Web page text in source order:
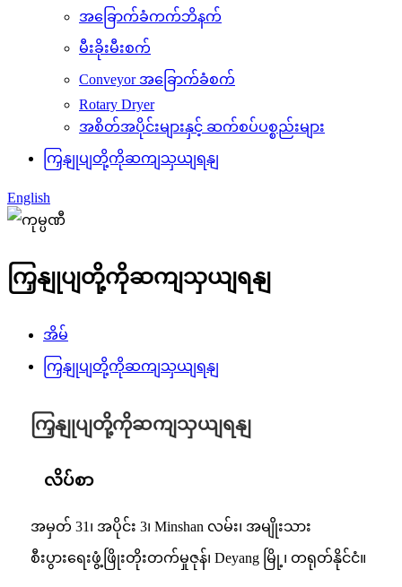
အခြောက်ခံကက်ဘိနက်
မီးခိုးမီးစက်
Conveyor အခြောက်ခံစက်
Rotary Dryer
အစိတ်အပိုင်းများနှင့် ဆက်စပ်ပစ္စည်းများ
ကြှနျုပျတို့ကိုဆကျသှယျရနျ
English
ကြှနျုပျတို့ကိုဆကျသှယျရနျ
အိမ်
ကြှနျုပျတို့ကိုဆကျသှယျရနျ
ကြှနျုပျတို့ကိုဆကျသှယျရနျ
လိပ်စာ
အမှတ် 31၊ အပိုင်း 3၊ Minshan လမ်း၊ အမျိုးသား
စီးပွားရေးဖွံ့ဖြိုးတိုးတက်မှုဇုန်၊ Deyang မြို့၊ တရုတ်နိုင်ငံ။